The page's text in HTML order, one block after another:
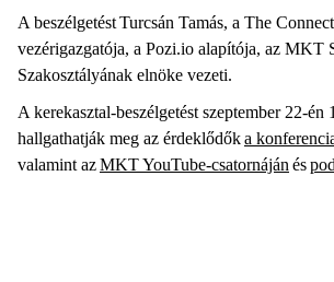
A beszélgetést Turcsán Tamás, a The
vezérigazgatója, a Pozi.io alapítója, az MKT
Szakosztályának elnöke vezeti.
A kerekasztal-beszélgetést szeptember 22-én
hallgathatják meg az érdeklődőka
valamint azMKT YouTube-csatornáján és